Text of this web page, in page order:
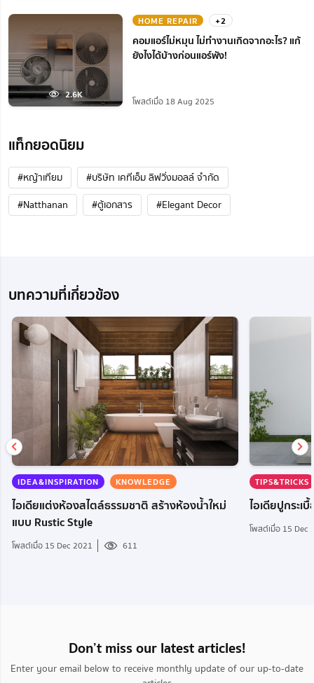
2.6K
HOME REPAIR +2
คอมแอร์ไม่หมุน ไม่ทํางานเกิดจากอะไร? แก้
ยังไงได้บ้างก่อนแอร์พัง!
โพสต์เมื่อ 18 Aug 2025
แท็กยอดนิยม
#หญ้าเทียม
#บริษัท เคทีเอ็ม ลิฟวิ่งมอลล์ จำกัด
#Natthanan
#ตู้เอกสาร #Elegant Decor
บทความที่เกี่ยวข้อง
IDEA&INSPIRATION KNOWLEDGE
ไอเดียแต่งห้องสไตล์ธรรมชาติ สร้างห้องน้ำใหม่
แบบ Rustic Style
โพสต์เมื่อ 15 Dec 2021 611
TIPS&TRICKS
ไอเดียปูกระเ
โพสต์เมื่อ 15 Dec
Don’t miss our latest articles!
Enter your email below to receive monthly update of our up-to-date